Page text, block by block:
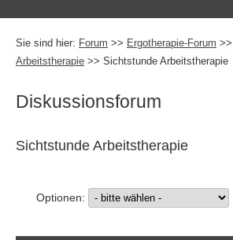
Sie sind hier: Forum >> Ergotherapie-Forum >>
Arbeitstherapie >> Sichtstunde Arbeitstherapie
Diskussionsforum
Sichtstunde Arbeitstherapie
Optionen: